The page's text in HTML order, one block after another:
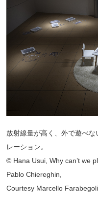
放射線量が高く、外で遊べ
レーション。
© Hana Usui, Why can’t we
Pablo Chiereghin,
Courtesy Marcello